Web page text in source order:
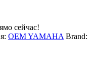
сейчас!
OEM YAMAHA Brand: